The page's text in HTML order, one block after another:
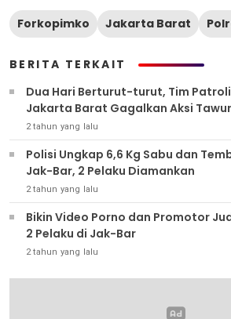
Forkopimko Jakarta Barat
BERITA TERKAIT
Dua Hari Berturut-turut, Tim
Jakarta Barat Gagalkan Aksi
2 tahun yang lalu
Polisi Ungkap 6,6 Kg Sabu dan
Jak-Bar, 2 Pelaku Diamankan
2 tahun yang lalu
Bikin Video Porno dan Promotor
2 Pelaku di Jak-Bar
2 tahun yang lalu